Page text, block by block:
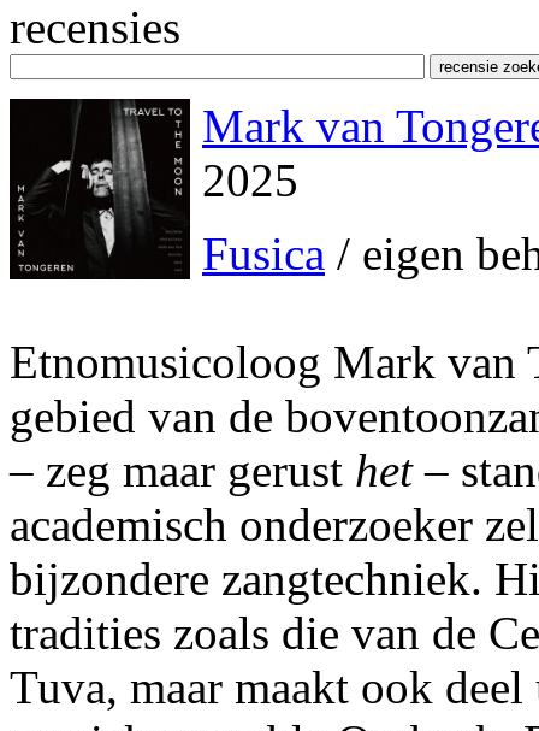
recensies
Mark van
2025
Fusica / eigen
Etnomusicoloog Mark van
gebied van de
– zeg maar gerust het–
academisch onderzoeker
bijzondere zangtechniek.
tradities zoals die van de
Tuva, maar maakt ook